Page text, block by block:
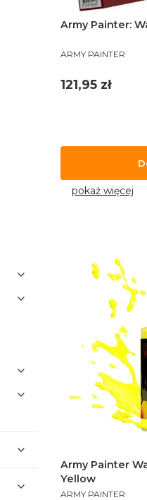
Army Painter:
PRODUCENT
ARMY PAINTER
Cena
121,95 zł
pokaż więcej
Army Painter
Yellow
PRODUCENT
ARMY PAINTER